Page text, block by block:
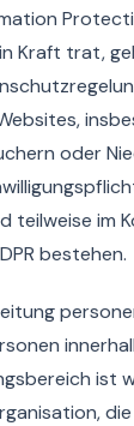
in Kraft trat,
oder
teilweise im
bestehen.
ist
die